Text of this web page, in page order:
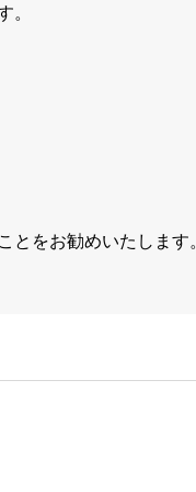
。
とをお勧めいたします